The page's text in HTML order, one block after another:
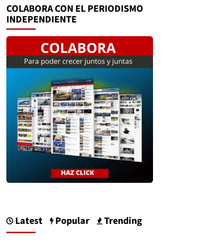
COLABORA CON EL PERIODISMO
INDEPENDIENTE
Latest Popular Trending